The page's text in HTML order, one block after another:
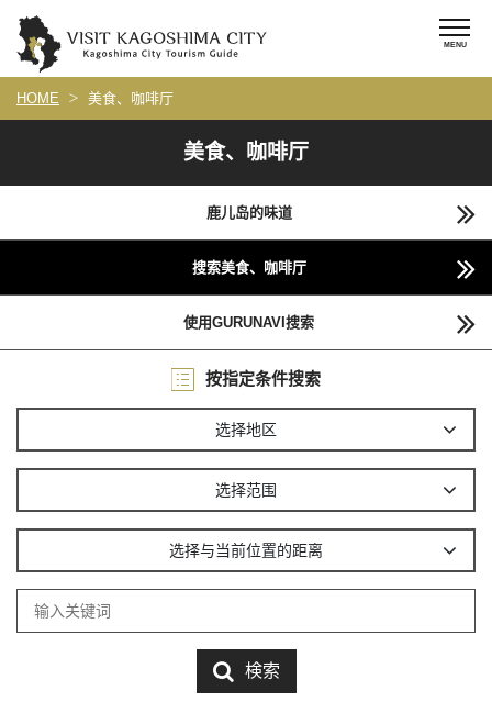
HOME 美食、咖啡厅
美食、咖啡厅
鹿儿岛的味道
搜索美食、咖啡厅
使用GURUNAVI搜索
按指定条件搜索
选择地区
选择范围
选择与当前位置的距离
検索